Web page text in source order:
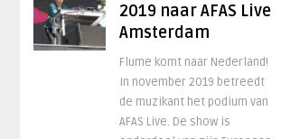
2019 naar AFAS Live
Amsterdam
Flume komt naar Nederland!
In november 2019 betreedt
de muzikant het podium van
AFAS Live. De show is